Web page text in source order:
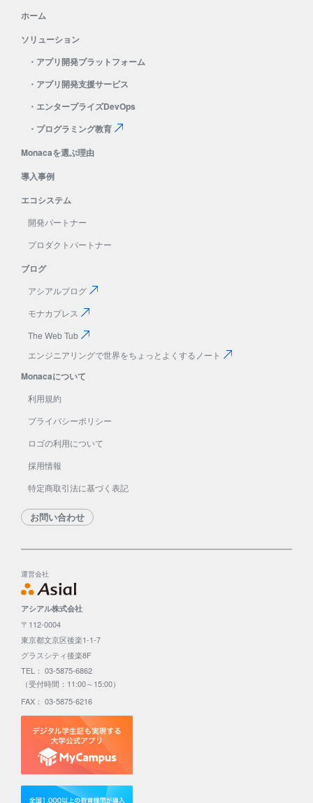
ホーム
ソリューション
・ アプリ開発プラットフォーム
・ アプリ開発支援サービス
・ エンタープライズDevOps
・ プログラミング教育
Monacaを選ぶ理由
導入事例
エコシステム
開発パートナー
プロダクトパートナー
ブログ
アシアルブログ
モナカプレス
The Web Tub
エンジニアリングで世界をちょっとよくする ノート
Monacaについて
利用規約
プライバシーポリシー
ロゴの利用について
採用情報
特定商取引法に基づく表記
お問い合わせ
運営会社
アシアル株式会社
〒112-0004
東京都文京区後楽1-1-7
グラスシティ後楽8F
TEL： 03-5875-6862
（受付時間：11:00～15:00）
FAX： 03-5875-6216